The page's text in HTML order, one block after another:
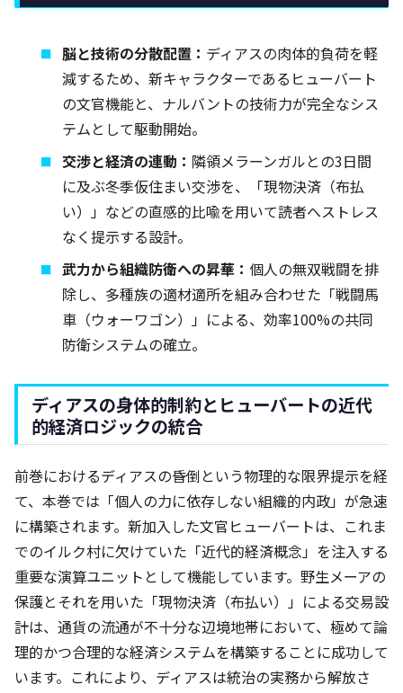
脳と技術の分散配置： ディアスの肉体的負荷を軽
減するため、新キャラクターであるヒューバート
の文官機能と、ナルバントの技術力が完全なシス
テムとして駆動開始。
交渉と経済の連動： 隣領メラーンガルとの3日間
に及ぶ冬季仮住まい交渉を、「現物決済（布払
い）」などの直感的比喩を用いて読者へストレス
なく提示する設計。
武力から組織防衛への昇華： 個人の無双戦闘を排
除し、多種族の適材適所を組み合わせた「戦闘馬
車（ウォーワゴン）」による、効率100%の共同
防衛システムの確立。
ディアスの身体的制約とヒューバートの近代
的経済ロジックの統合
前巻におけるディアスの昏倒という物理的な限界提示を経
て、本巻では「個人の力に依存しない組織的内政」が急速
に構築されます。新加入した文官ヒューバートは、これま
でのイルク村に欠けていた「近代的経済概念」を注入する
重要な演算ユニットとして機能しています。野生メーアの
保護とそれを用いた「現物決済（布払い）」による交易設
計は、通貨の流通が不十分な辺境地帯において、極めて論
理的かつ合理的な経済システムを構築することに成功して
います。これにより、ディアスは統治の実務から解放さ